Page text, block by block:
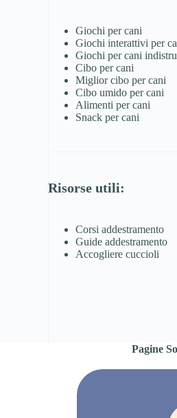
Giochi per cani
Giochi interattivi per
Giochi per cani
Cibo per cani
Miglior cibo per cani
Cibo umido per cani
Alimenti per cani
Snack per cani
Risorse utili:
Corsi addestramento
Guide addestramento
Accogliere cuccioli
Pagine